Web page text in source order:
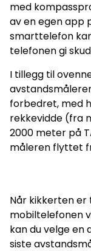
med
av en egen app
smarttelefon
telefonen gi
I tillegg til
forbedret, med
rekkevidde (fra
2000 meter på
måleren flyttet
Når kikkerten er
mobiltelefonen
kan du velge en
siste